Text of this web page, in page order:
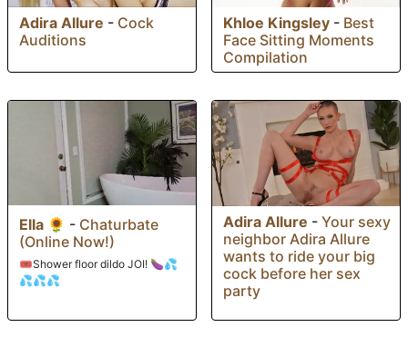
Adira Allure - Cock
Auditions
Khloe Kingsley - Best
Face Sitting Moments
Compilation
Ella 🌻 - Chaturbate
(Online Now!)
🎟️Shower floor dildo JOI! 🍆💦
💦💦💦
Adira Allure - Your sexy
neighbor Adira Allure
wants to ride your big
cock before her sex
party